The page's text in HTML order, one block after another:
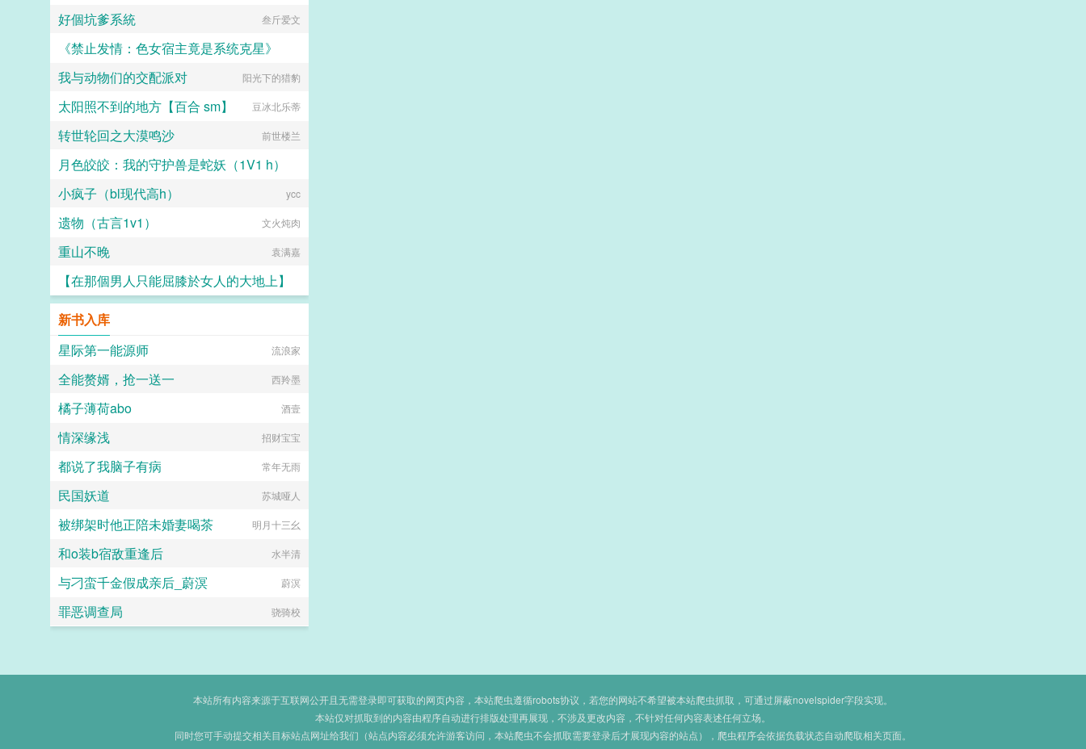
好個坑爹系統 叁斤爱文
《禁止发情：色女宿主竟是系统克星》
不写黄会死
我与动物们的交配派对 阳光下的猎豹
太阳照不到的地方【百合 sm】 豆冰北乐蒂
转世轮回之大漠鸣沙 前世楼兰
月色皎皎：我的守护兽是蛇妖（1V1 h）
暗黑猫妖
小疯子（bl现代高h） ycc
遗物（古言1v1） 文火炖肉
重山不晚 袁满嘉
【在那個男人只能屈膝於女人的大地上】
新书入库
星际第一能源师
流浪家
全能赘婿，抢一送一 西羚墨
橘子薄荷abo 酒壹
情深缘浅 招财宝宝
都说了我脑子有病 常年无雨
民国妖道 苏城哑人
被绑架时他正陪未婚妻喝茶 明月十三幺
和o装b宿敌重逢后 水半清
与刁蛮千金假成亲后_蔚溟 蔚溟
罪恶调查局 骁骑校
本站所有内容来源于互联网公开且无需登录即可获取的网页内容，本站爬虫遵循robots协议，若您的网站不希望被本站爬虫抓取，可通过屏蔽novelspider字段实现。
本站仅对抓取到的内容由程序自动进行排版处理再展现，不涉及更改内容，不针对任何内容表述任何立场。
同时您可手动提交相关目标站点网址给我们（站点内容必须允许游客访问，本站爬虫不会抓取需要登录后才展现内容的站点），爬虫程序会依据负载状态自动爬取相关页面。